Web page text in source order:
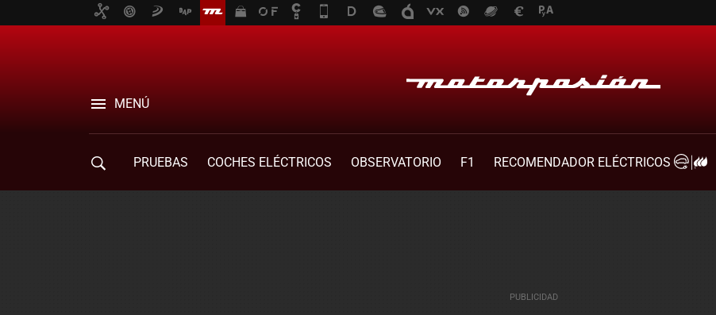
MENÚ
PRUEBAS COCHES ELÉCTRICOS OBSERVATORIO F1
RECOMENDADOR ELÉCTRICOS